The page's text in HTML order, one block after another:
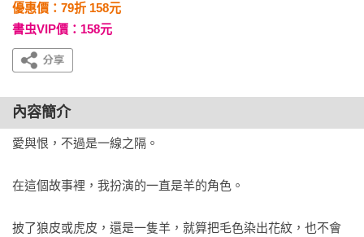
優惠價：79折 158元
書虫VIP價：158元
內容簡介
愛與恨，不過是一線之隔。
在這個故事裡，我扮演的一直是羊的角色。
披了狼皮或虎皮，還是一隻羊，就算把毛色染出花紋，也不會